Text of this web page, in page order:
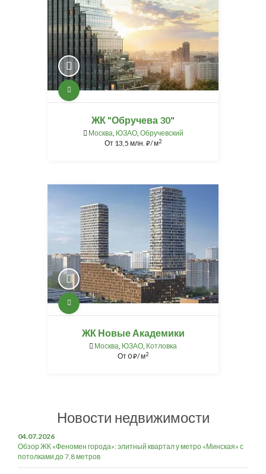
ЖК "Обручева 30"
Москва, ЮЗАО, Обручевский
От 13,5 млн. ⃏/ м2
ЖК Новые Академики
Москва, ЮЗАО, Котловка
От0⃏/ м2
Новости недвижимости
04.07.2026
Обзор ЖК «Феномен города»: элитный квартал у метро «Минская» с
потолками до 7,8 метров